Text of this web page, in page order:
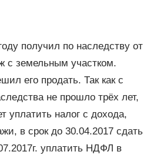
получил по наследству от
с земельным участком.
его продать. Так как с
не прошло трёх лет,
уплатить налог с дохода,
в срок до 30.04.2017 сдать
уплатить НДФЛ в